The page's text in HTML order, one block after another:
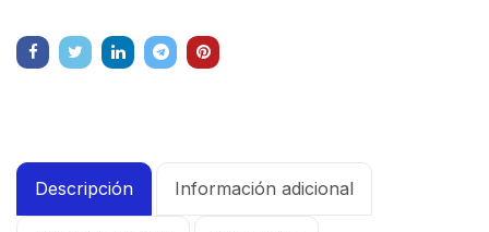
Descripción Información adicional